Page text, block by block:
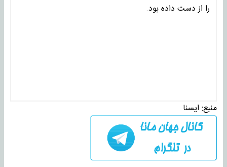
را از دست داده بود.
منبع: ايسنا